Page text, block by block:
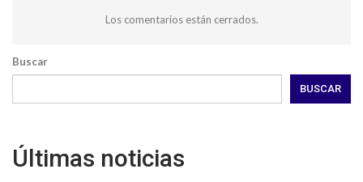
Los comentarios están cerrados.
Buscar
BUSCAR
Últimas noticias